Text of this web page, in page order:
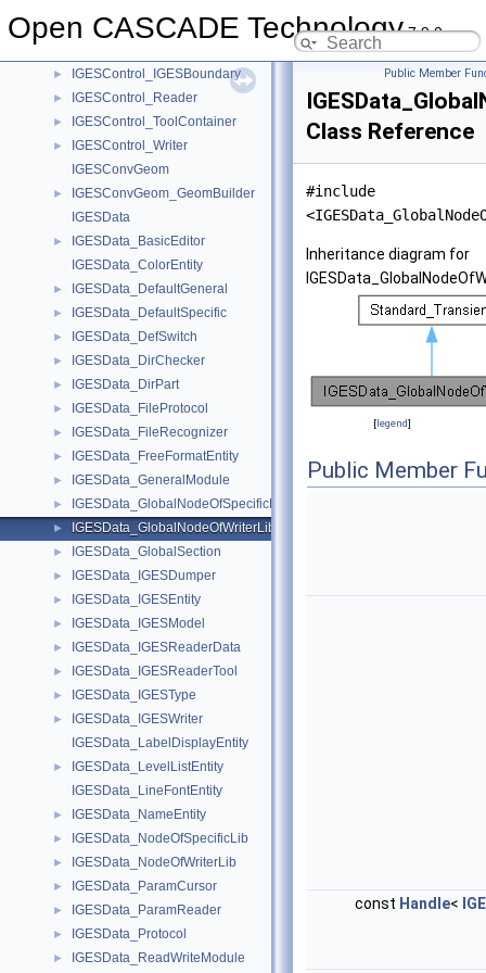
Open CASCADE Technology7.9.0
► IGESControl_AlgoContainer
► IGESControl_IGESBoundary
► IGESControl_Reader
► IGESControl_ToolContainer
►
IGESControl_Writer
IGESConvGeom
►
IGESConvGeom_GeomBuilder
IGESData
►
IGESData_BasicEditor
IGESData_ColorEntity
► IGESData_DefaultGeneral
► IGESData_DefaultSpecific
► IGESData_DefSwitch
► IGESData_DirChecker
► IGESData_DirPart
► IGESData_FileProtocol
► IGESData_FileRecognizer
► IGESData_FreeFormatEntity
► IGESData_GeneralModule
► IGESData_GlobalNodeOfSpecificLib
► IGESData_GlobalNodeOfWriterLib
► IGESData_GlobalSection
► IGESData_IGESDumper
► IGESData_IGESEntity
► IGESData_IGESModel
► IGESData_IGESReaderData
► IGESData_IGESReaderTool
► IGESData_IGESType
►
IGESData_IGESWriter
IGESData_LabelDisplayEntity
►
IGESData_LevelListEntity
IGESData_LineFontEntity
► IGESData_NameEntity
► IGESData_NodeOfSpecificLib
► IGESData_NodeOfWriterLib
► IGESData_ParamCursor
► IGESData_ParamReader
► IGESData_Protocol
► IGESData_ReadWriteModule
Public Member
Class Reference
#include
Inheritance diagram for
[legend]
Public Member
const Handle<